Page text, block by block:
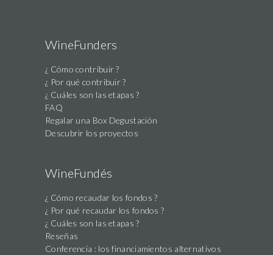
this
field
WineFunders
¿ Cómo contribuir ?
¿ Por qué contribuir ?
¿ Cuáles son las etapas ?
FAQ
Regalar una Box Degustación
Descubrir los proyectos
WineFundés
¿ Cómo recaudar los fondos ?
¿ Por qué recaudar los fondos ?
¿ Cuáles son las etapas ?
Reseñas
Conferencia : los financiamientos alternativos